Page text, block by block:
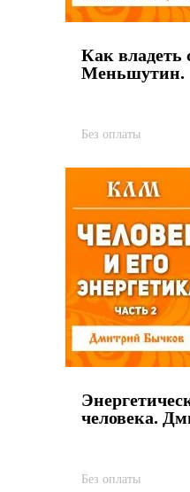
Как владеть
Меньшутин.
Без оплаты
человека.
Без оплаты